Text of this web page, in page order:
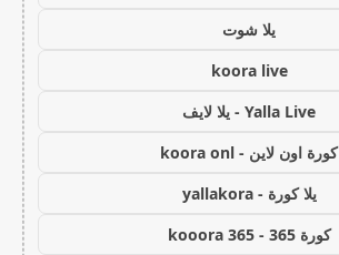
يلا شوت
koora live
Yalla Live - يلا لايف
كورة اون لاين - koora onl
يلا كورة - yallakora
كورة 365 - kooora 365